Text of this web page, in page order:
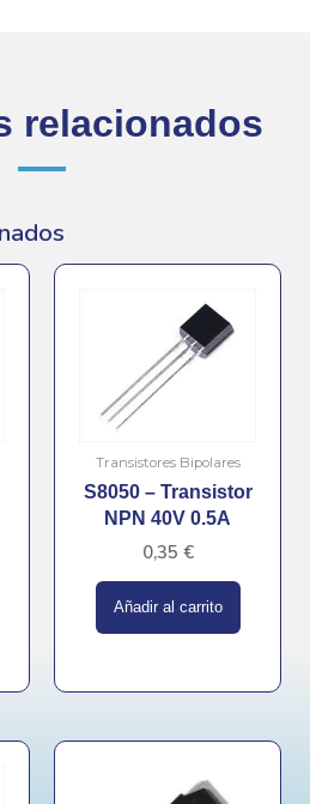
relacionados
Transistores Bipolares
S8050 – Transistor
NPN 40V 0.5A
0,35 €
Añadir al carrito